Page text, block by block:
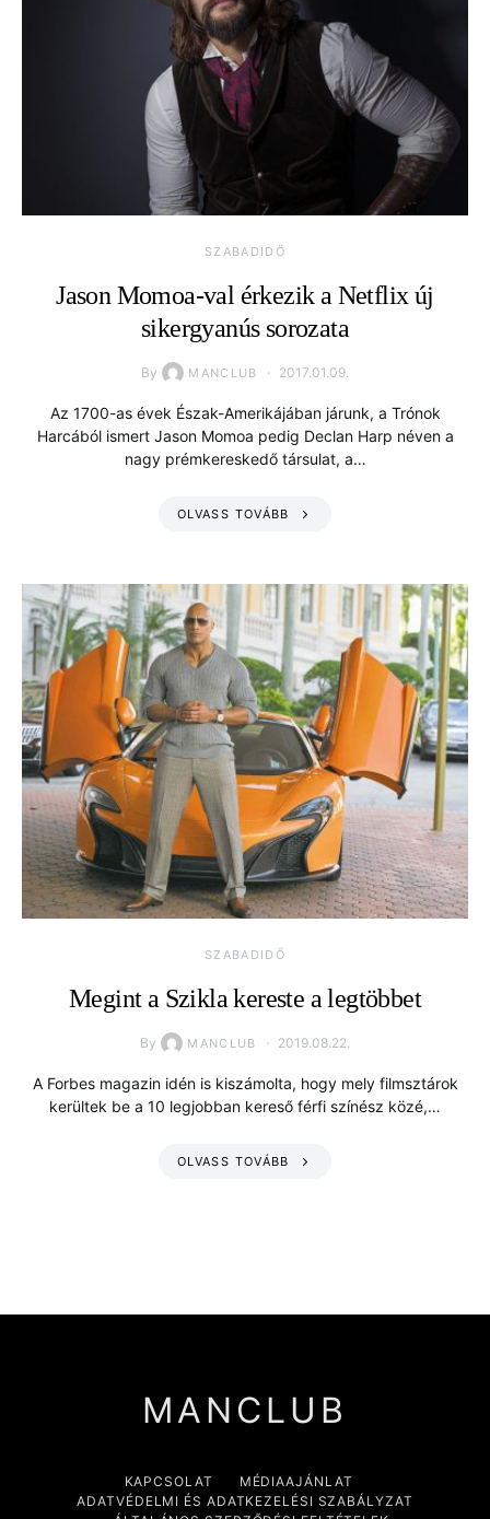
SZABADIDŐ
Jason Momoa-val érkezik a Netflix új
sikergyanús sorozata
By MANCLUB 2017.01.09.
Az 1700-as évek Észak-Amerikájában járunk, a Trónok
Harcából ismert Jason Momoa pedig Declan Harp néven a
nagy prémkereskedő társulat, a…
OLVASS TOVÁBB
SZABADIDŐ
Megint a Szikla kereste a legtöbbet
By MANCLUB 2019.08.22.
A Forbes magazin idén is kiszámolta, hogy mely filmsztárok
kerültek be a 10 legjobban kereső férfi színész közé,…
OLVASS TOVÁBB
MANCLUB
KAPCSOLAT
MÉDIAAJÁNLAT
ADATVÉDELMI ÉS ADATKEZELÉSI SZABÁLYZAT